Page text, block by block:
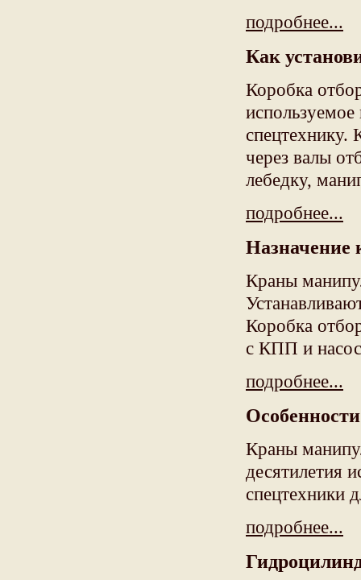
подробнее...
Как
Коробка
спецтехнику.
через валы
лебедку,
подробнее...
Назначение
Краны
Коробка
с КПП и
подробнее...
Краны
десятилетия
спецтехники
подробнее...